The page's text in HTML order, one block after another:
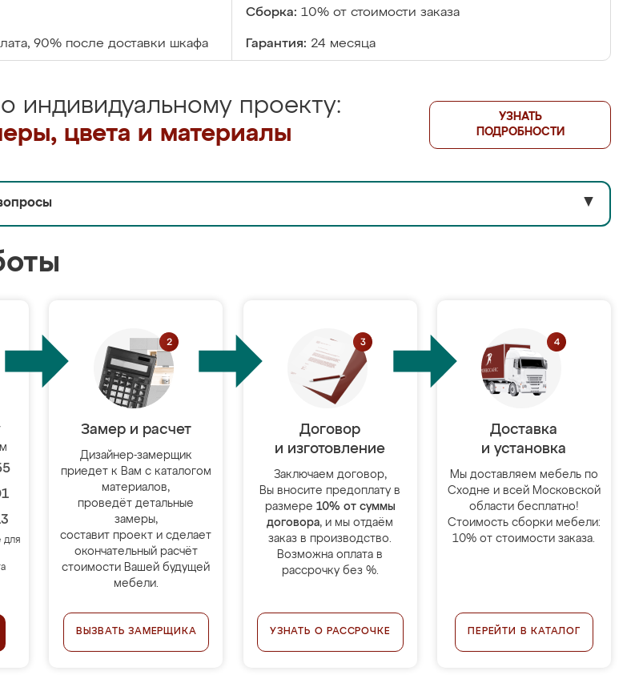
Сборка: 10% от стоимости заказа
90% после доставки шкафа Гарантия: 24 месяца
индивидуальному проекту:
цвета и материалы
УЗНАТЬ
ПОДРОБНОСТИ
▼
для
Замер и расчет
Дизайнер-замерщик
приедет к Вам с каталогом
материалов,
проведёт детальные
замеры,
составит проект и сделает
окончательный расчёт
стоимости Вашей будущей
мебели.
ВЫЗВАТЬ ЗАМЕРЩИКА
Договор
и изготовление
Заключаем договор,
Вы вносите предоплату в
размере 10% от суммы
договора, и мы отдаём
заказ в производство.
Возможна оплата в
рассрочку без %.
УЗНАТЬ О РАССРОЧКЕ
Доставка
и установка
Мы доставляем мебель по
Сходне и всей Московской
области бесплатно!
Стоимость сборки мебели:
10% от стоимости заказа.
ПЕРЕЙТИ В КАТАЛОГ